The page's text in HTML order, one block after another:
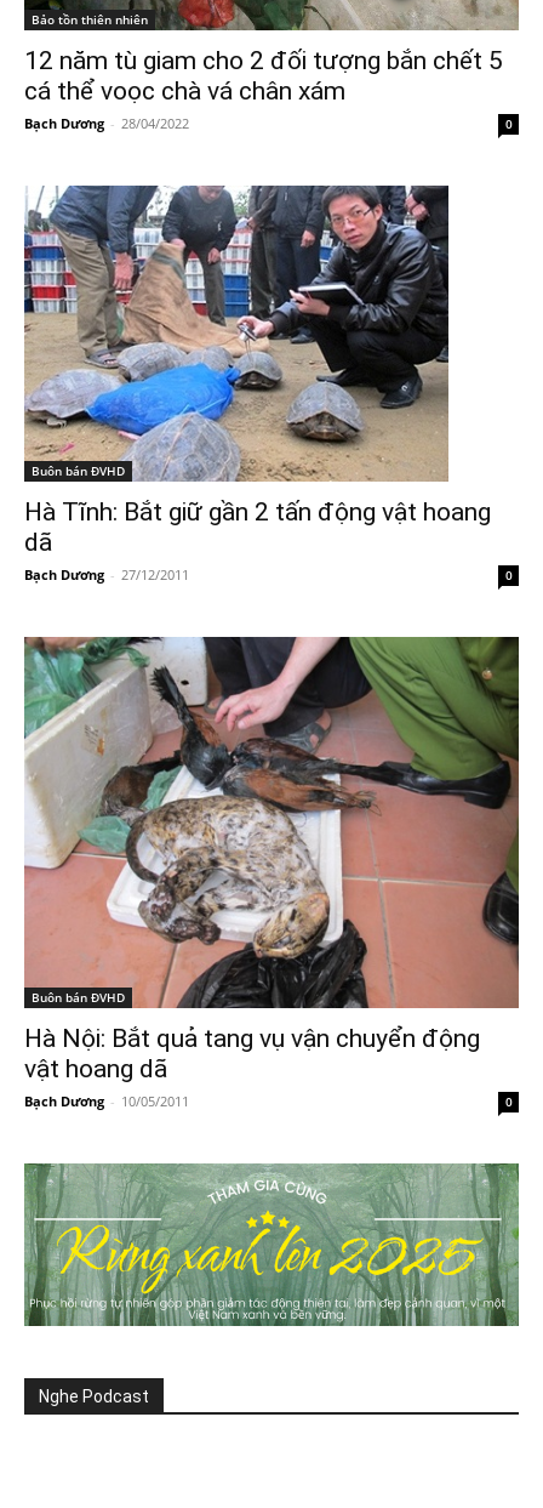
Bảo tồn thiên nhiên
12 năm tù giam cho 2 đối tượng bắn chết 5
cá thể voọc chà vá chân xám
Bạch Dương - 28/04/2022 0
Buôn bán ĐVHD
Hà Tĩnh: Bắt giữ gần 2 tấn động vật hoang
dã
Bạch Dương - 27/12/2011 0
Buôn bán ĐVHD
Hà Nội: Bắt quả tang vụ vận chuyển động
vật hoang dã
Bạch Dương - 10/05/2011 0
Nghe Podcast